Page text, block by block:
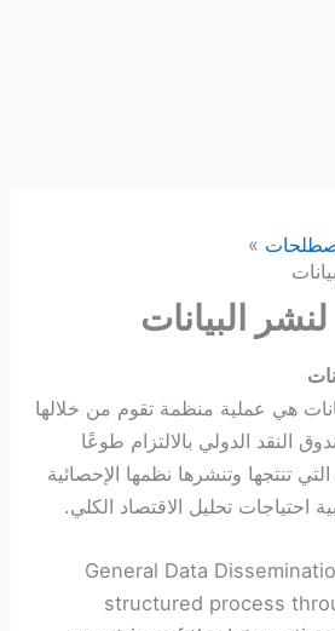
لنشر البيانات
هي عملية منظمة تقوم من خلالها
النقد الدولي بالالتزام طوعًا
تنتجها وتنشرها نظمها الإحصائية
احتياجات تحليل الاقتصاد الكلي.
General Data
structured process